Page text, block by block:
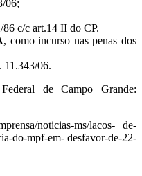
06;
c/c art.14 II do CP.
, como incurso nas penas dos
11.343/06.
de Campo Grande:
noticias-ms/lacos- de-
do-mpf-em- desfavor-de-22-